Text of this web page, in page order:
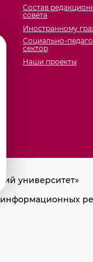
Состав
совета
Иностранному
Социально-
сектор
Наши проекты
университет»
информационных
на